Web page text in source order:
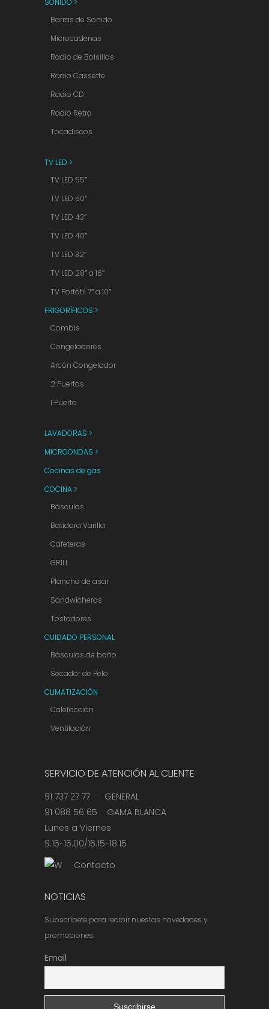
Barras de Sonido
Microcadenas
Radio de Bolsillos
Radio Cassette
Radio CD
Radio Retro
Tocadiscos
TV LED >
TV LED 55″
TV LED 50″
TV LED 43″
TV LED 40″
TV LED 32″
TV LED 28″ a 16″
TV Portátil 7″ a 10″
FRIGORÍFICOS >
Combis
Congeladores
Arcón Congelador
2 Puertas
1 Puerta
LAVADORAS >
MICROONDAS >
Cocinas de gas
COCINA >
Básculas
Batidora Varilla
Cafeteras
GRILL
Plancha de asar
Sandwicheras
Tostadores
CUIDADO PERSONAL
Básculas de baño
Secador de Pelo
CLIMATIZACIÓN
Calefacción
Ventilación
SERVICIO DE ATENCIÓN AL CLIENTE
91 737 27 77 GENERAL
91 088 56 65 GAMA BLANCA
Lunes a Viernes
9.15-15.00/16.15-18.15
Contacto
NOTICIAS
Subscríbete para recibir nuestas novedades y
promociones:
Email